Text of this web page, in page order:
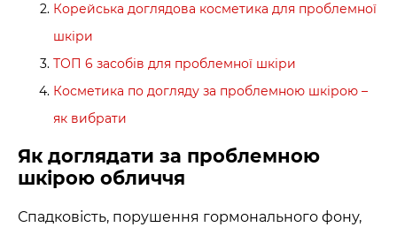
Корейська доглядова косметика для проблемної
шкіри
ТОП 6 засобів для проблемної шкіри
Косметика по догляду за проблемною шкірою –
як вибрати
Як доглядати за проблемною
шкірою обличчя
Спадковість, порушення гормонального фону,